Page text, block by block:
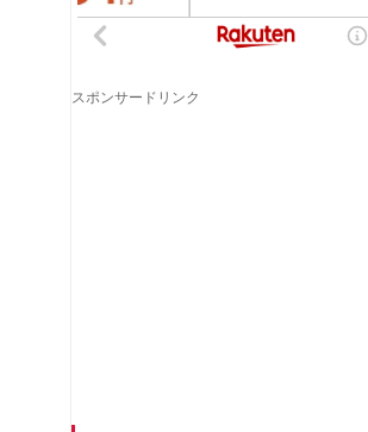
スポンサードリンク